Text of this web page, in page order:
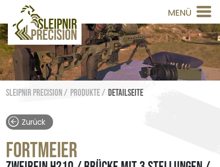
MENÜ
Sleipnir Precision / Produkte / Detailseite
Zurück
FORTMEIER